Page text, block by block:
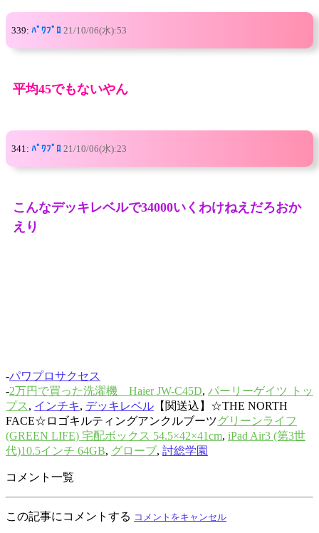
339: ﾊﾟﾜﾌﾟﾛ 21/10/06(水):53
平均45でもないやん
341: ﾊﾟﾜﾌﾟﾛ 21/10/06(水):23
こんなデッキレベルで34000いくわけねえだろおか
えり
-パワプロサクセス
-2万円で買った洗濯機 Haier JW-C45D, パーリーゲイツ トッ
プス , インチキ, デッキレベル 【関送込】☆THE NORTH
FACE☆ロゴキルティングアンクルブーツグリーンライフ
(GREEN LIFE) 宅配ボックス 54.5×42×41cm, iPad Air3 (第3世
代)10.5インチ 64GB, グローブ, 討総学園
コメント一覧
この記事にコメントする コメントをキャンセル